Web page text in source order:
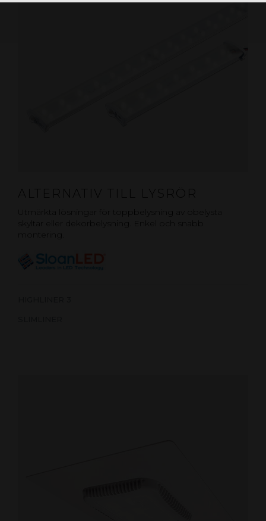
ALTERNATIV TILL LYSRÖR
Utmärkta lösningar för toppbelysning av obelysta
skyltar eller dekorbelysning. Enkel och snabb
montering.